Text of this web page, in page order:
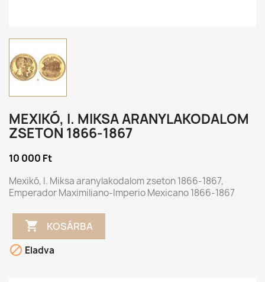
MEXIKÓ, I. MIKSA ARANYLAKODALOM
ZSETON 1866-1867
10 000 Ft
Mexikó, I. Miksa aranylakodalom zseton 1866-1867,
Emperador Maximiliano-Imperio Mexicano 1866-1867
 KOSÁRBA
 Eladva